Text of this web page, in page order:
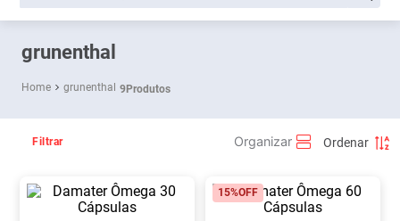
grunenthal
grunenthal 9Produtos
Filtrar
15%OFF
Termos mais buscados
1 º Fralda
3º
5º Fralda G